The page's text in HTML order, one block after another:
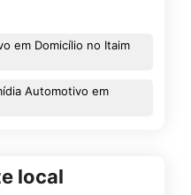
em Domicílio no Itaim
Automotivo em
local